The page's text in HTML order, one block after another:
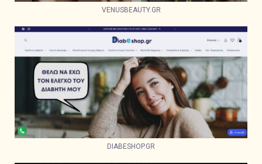
VENUSBEAUTY.GR
DIABESHOP.GR